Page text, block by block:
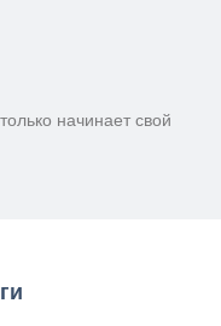
начинает свой